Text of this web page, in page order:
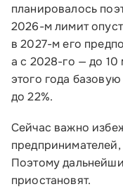
планировалось
2026-м лимит
в 2027-м его
а с 2028-го — до 10
этого года
до 22%.
Сейчас важно
предпринимателей,
Поэтому
приостановят.